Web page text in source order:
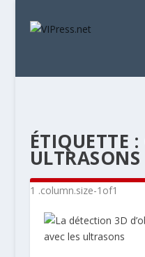
ÉTIQUETTE :
ULTRASONS